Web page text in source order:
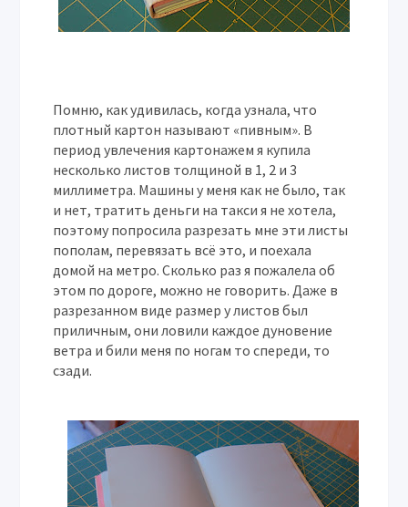
Помню, как удивилась, когда узнала, что
плотный картон называют «пивным». В
период увлечения картонажем я купила
несколько листов толщиной в 1, 2 и 3
миллиметра. Машины у меня как не было, так
и нет, тратить деньги на такси я не хотела,
поэтому попросила разрезать мне эти листы
пополам, перевязать всё это, и поехала
домой на метро. Сколько раз я пожалела об
этом по дороге, можно не говорить. Даже в
разрезанном виде размер у листов был
приличным, они ловили каждое дуновение
ветра и били меня по ногам то спереди, то
сзади.